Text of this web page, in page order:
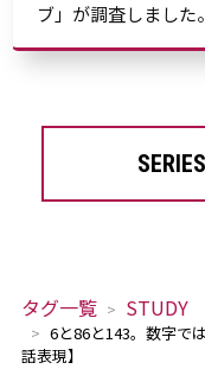
ブ」が調査しました。
タグ一覧 STUDY
6と86と143。数字で
話表現】